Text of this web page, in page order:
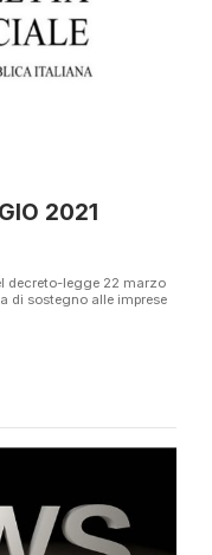
2021
decreto-legge 22 marzo
di sostegno alle imprese